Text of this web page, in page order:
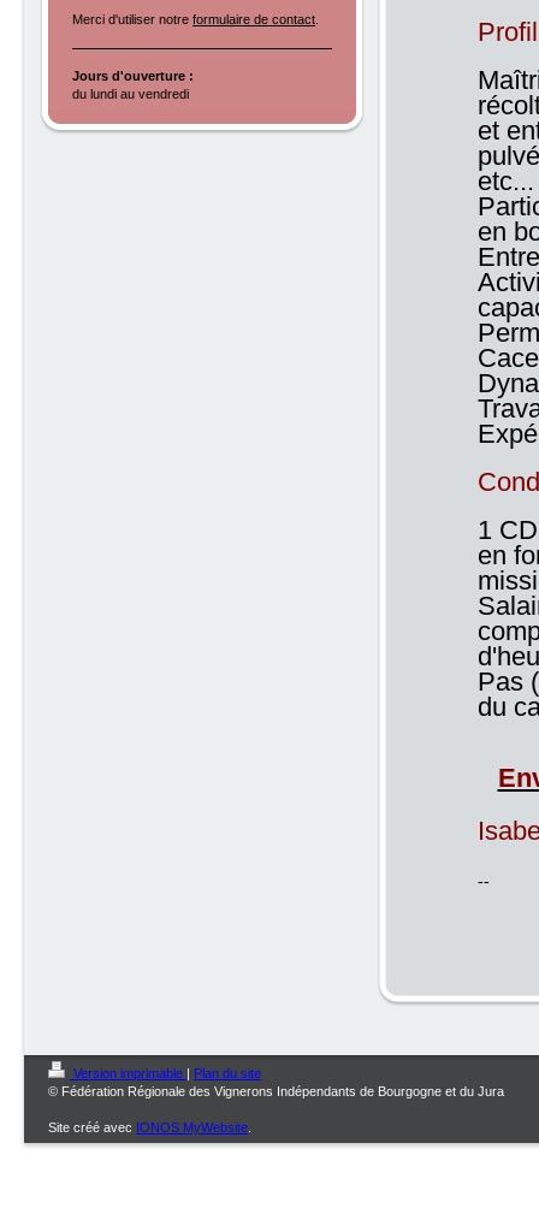
et
etc...
en
1
en
Pas
du
--
Merci d'utiliser notre formulaire de contact
Jours d'ouverture :
du lundi au vendredi
Version imprimable | Plan du site
© Fédération Régionale des Vignerons Indépendants de Bourgogne et du Jura
Site créé avec IONOS MyWebsite